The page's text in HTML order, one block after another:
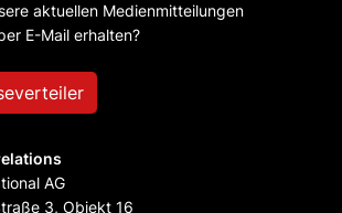
aktuellen Medienmitteilungen
E-Mail erhalten?
AG
3, Objekt 16